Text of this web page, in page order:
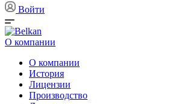
Войти
О компании
О компании
История
Лицензии
Производство